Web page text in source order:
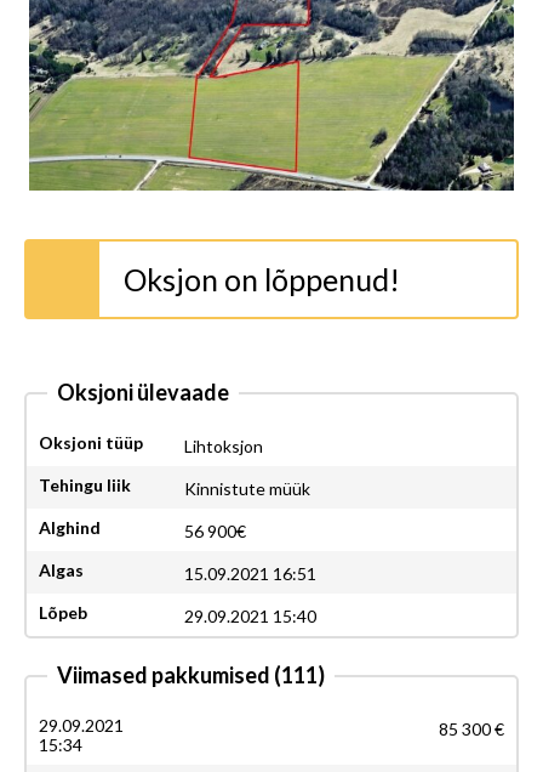
Oksjon on lõppenud!
Oksjoni ülevaade
Oksjoni tüüp
Lihtoksjon
Tehingu liik
Kinnistute müük
Alghind
56 900€
Algas
15.09.2021 16:51
Lõpeb
29.09.2021 15:40
Viimased pakkumised (111)
29.09.2021
15:34
85 300 €